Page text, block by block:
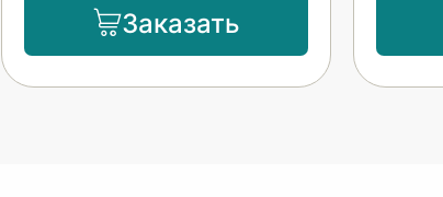
Заказать